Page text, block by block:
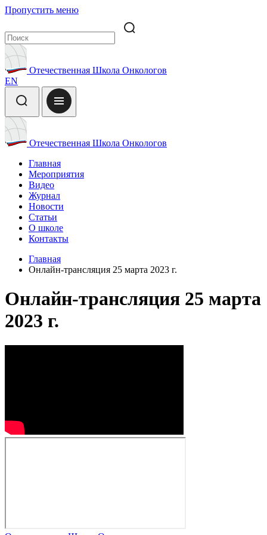
Пропустить меню
Отечественная Школа Онкологов
EN
Отечественная Школа Онкологов
Главная
Мероприятия
Видео
Журнал
Новости
Статьи
О школе
Контакты
Главная
Онлайн-трансляция 25 марта 2023 г.
Онлайн-трансляция 25 марта
2023 г.